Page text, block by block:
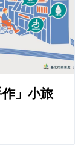
作」小旅